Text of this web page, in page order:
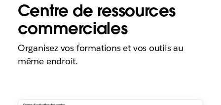
Centre de ressources
commerciales
Organisez vos formations et vos outils au
même endroit.